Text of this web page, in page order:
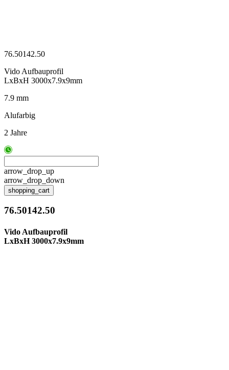
76.50142.50
Vido Aufbauprofil
LxBxH 3000x7.9x9mm
7.9 mm
Alufarbig
2 Jahre
arrow_drop_up
arrow_drop_down
shopping_cart
76.50142.50
Vido Aufbauprofil
LxBxH 3000x7.9x9mm